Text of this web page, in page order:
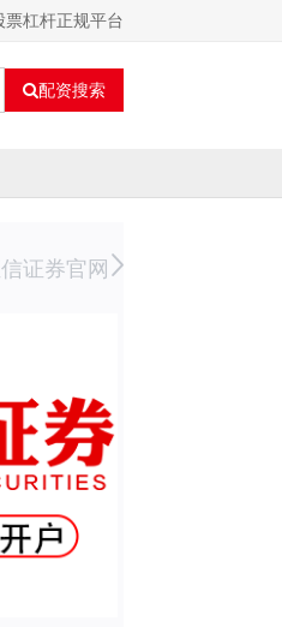
票杠杆正规平台
配资搜索
证券官网